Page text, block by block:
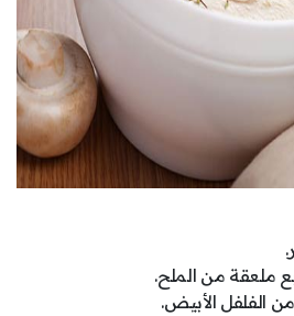
ملعقة من الملح.
الفلفل الأبيض.